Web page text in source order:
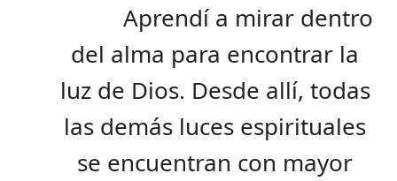
Aprendí a mirar dentro
del alma para encontrar la
luz de Dios. Desde allí, todas
las demás luces espirituales
se encuentran con mayor